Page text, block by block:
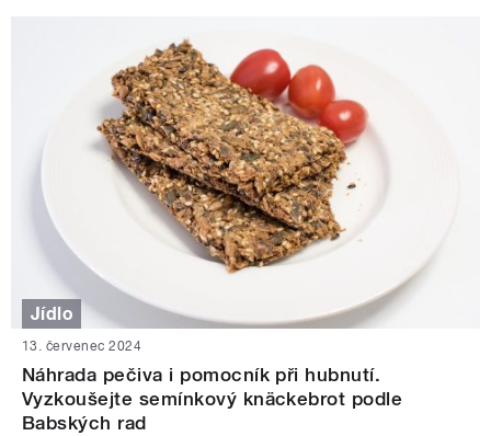
Jídlo
13. červenec 2024
Náhrada pečiva i pomocník při hubnutí.
Vyzkoušejte semínkový knäckebrot podle
Babských rad